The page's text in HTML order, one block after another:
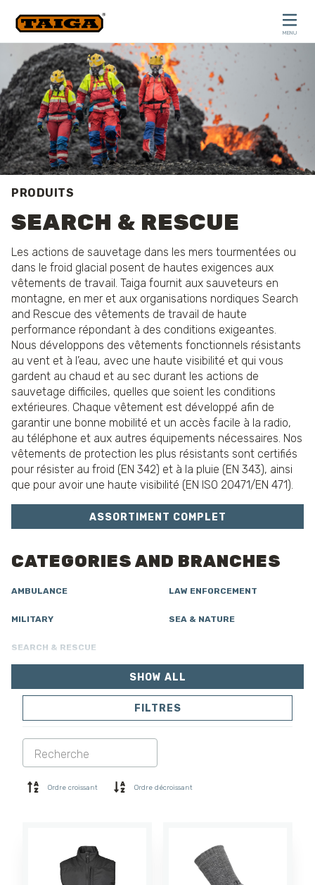
MENU
PRODUITS
SEARCH & RESCUE
Les actions de sauvetage dans les mers tourmentées ou
dans le froid glacial posent de hautes exigences aux
vêtements de travail. Taiga fournit aux sauveteurs en
montagne, en mer et aux organisations nordiques Search
and Rescue des vêtements de travail de haute
performance répondant à des conditions exigeantes.
Nous développons des vêtements fonctionnels résistants
au vent et à l’eau, avec une haute visibilité et qui vous
gardent au chaud et au sec durant les actions de
sauvetage difficiles, quelles que soient les conditions
extérieures. Chaque vêtement est développé afin de
garantir une bonne mobilité et un accès facile à la radio,
au téléphone et aux autres équipements nécessaires. Nos
vêtements de protection les plus résistants sont certifiés
pour résister au froid (EN 342) et à la pluie (EN 343), ainsi
que pour avoir une haute visibilité (EN ISO 20471/EN 471).
ASSORTIMENT COMPLET
CATEGORIES AND BRANCHES
AMBULANCE LAW ENFORCEMENT
MILITARY SEA & NATURE
SEARCH & RESCUE
PANTALONS
COMBINAISON
SOFTSHELL
CHEMISES
CHAUSSETTES ACCESSOIRES
SHOW ALL
FILTRES
Ordre croissant Ordre décroissant